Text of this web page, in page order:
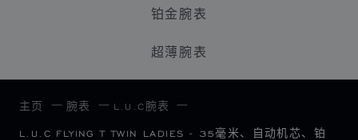
铂金腕表
超薄腕表
主页 腕表 L.U.C腕表
L.U.C FLYING T TWIN LADIES - 35毫米、自动机芯、铂